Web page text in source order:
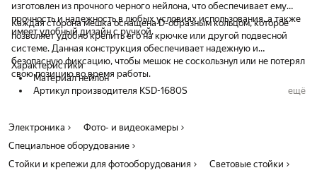
изготовлен из прочного черного нейлона, что обеспечивает ему
прочность и надежность в любых условиях использования, а также
имеет удобный дизайн с ручкой.
Каждая сторона мешка оснащена D-образным кольцом, которое
позволяет удобно крепить его на крючке или другой подвесной
системе. Данная конструкция обеспечивает надежную и
безопасную фиксацию, чтобы мешок не соскользнул или не потерял
свою позицию во время работы.
Характеристики
Материал нейлон
Артикул производителя KSD-1680S
Вес 300 г
ещё
Электроника
Фото- и видеокамеры
Специальное оборудование
Стойки и крепежи для фотооборудования
Световые стойки